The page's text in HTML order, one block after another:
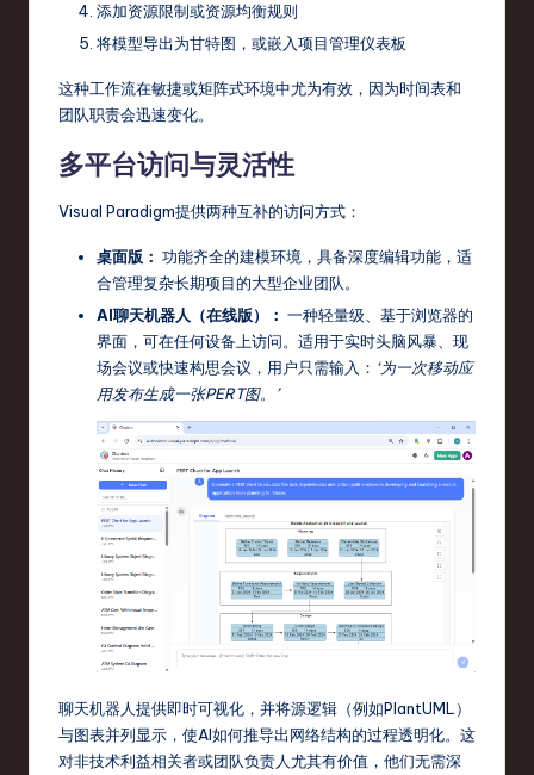
添加资源限制或资源均衡规则
将模型导出为甘特图，或嵌入项目管理仪表板
这种工作流在敏捷或矩阵式环境中尤为有效，因为时间表和
团队职责会迅速变化。
多平台访问与灵活性
Visual Paradigm提供两种互补的访问方式：
桌面版： 功能齐全的建模环境，具备深度编辑功能，适
合管理复杂长期项目的大型企业团队。
AI聊天机器人（在线版）： 一种轻量级、基于浏览器的
界面，可在任何设备上访问。适用于实时头脑风暴、现
场会议或快速构思会议，用户只需输入： ‘为一次移动应
用发布生成一张PERT图。’
聊天机器人提供即时可视化，并将源逻辑（例如PlantUML）
与图表并列显示，使AI如何推导出网络结构的过程透明化。这
对非技术利益相关者或团队负责人尤其有价值，他们无需深